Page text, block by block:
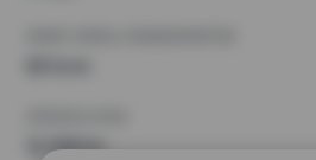
12 500 kr